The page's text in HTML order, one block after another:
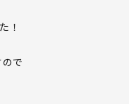
！
で